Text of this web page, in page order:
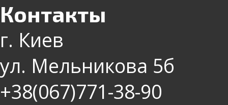
Контакты
г. Киев
ул. Мельникова 5б
+38(067)771-38-90